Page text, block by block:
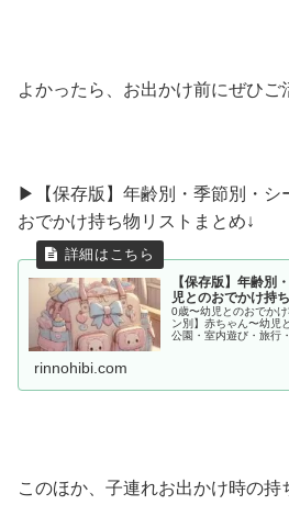
よかったら、お出かけ前にぜひご
▶︎【保存版】年齢別・季節別・シ
おでかけ持ち物リストまとめ↓
【保存版】年齢別
児とのおでかけ持
0歳〜幼児とのおでか
ン別】赤ちゃん〜幼児
公園・室内遊び・旅行
rinnohibi.com
このほか、子連れお出かけ時の持